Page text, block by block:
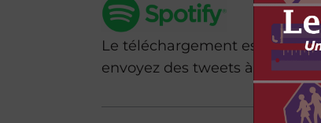
Le téléchargement est
envoyez des tweets à
@IRPP.